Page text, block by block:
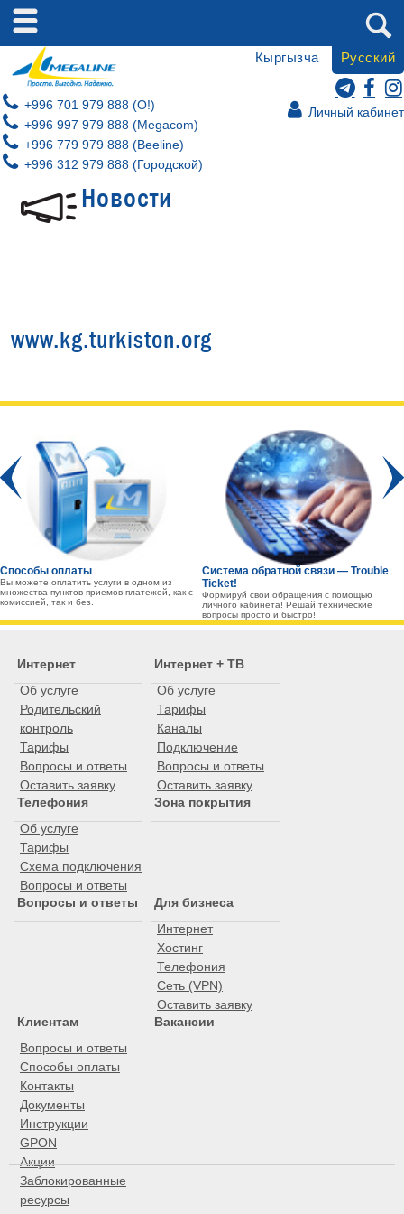
Личный кабинет
+996 701 979 888 (O!)
+996 997 979 888 (Megacom)
+996 779 979 888 (Beeline)
+996 312 979 888 (Городской)
Кыргызча Русский
Новости
www.kg.turkiston.org
Способы оплаты
Вы можете оплатить услуги в одном из
множества пунктов приемов платежей, как с
комиссией, так и без.
Система обратной связи — Trouble
Ticket!
Формируй свои обращения с помощью
личного кабинета! Решай технические
вопросы просто и быстро!
Интернет
Об услуге
Родительский
контроль
Тарифы
Вопросы и ответы
Оставить заявку
Интернет + ТВ
Об услуге
Тарифы
Каналы
Подключение
Вопросы и ответы
Оставить заявку
Телефония
Об услуге
Тарифы
Схема подключения
Вопросы и ответы
Зона покрытия
Вопросы и ответы
Для бизнеса
Интернет
Хостинг
Телефония
Сеть (VPN)
Оставить заявку
Клиентам
Вопросы и ответы
Способы оплаты
Контакты
Документы
Инструкции
GPON
Акции
Заблокированные
ресурсы
Вакансии